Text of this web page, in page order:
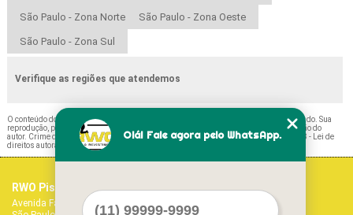
São Paulo - Zona Norte São Paulo - Zona Oeste
São Paulo - Zona Sul
Verifique as regiões que atendemos
O conteúdo do texto " Preço de Paviflex Madeira Vila Formosa
" é de direito reservado. Sua
reprodução, parcial ou total, mesmo citando nossos links, é proibida sem a autorização do
autor. Crime de violação de direito autoral – artigo 184 do Código Penal –Lei 9610/98 - Lei de
direitos autorais
RWO Pisos Vinílicos
Avenida Fagundes Filho, 1017 - Vila Monte Alegre
Home
Empresa
Olá! Fale agora pelo WhatsApp.